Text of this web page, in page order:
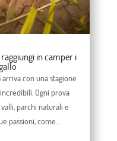
in camper i
con una stagione
Ogni prova
parchi naturali e
passioni, come...